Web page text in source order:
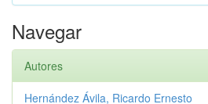
Navegar
Autores
Hernández Ávila, Ricardo Ernesto